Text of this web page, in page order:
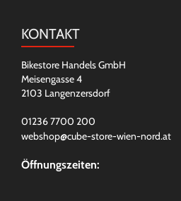
KONTAKT
Bikestore Handels GmbH
Meisengasse 4
2103 Langenzersdorf
01236 7700 200
webshop@cube-store-wien-nord.at
Öffnungszeiten: